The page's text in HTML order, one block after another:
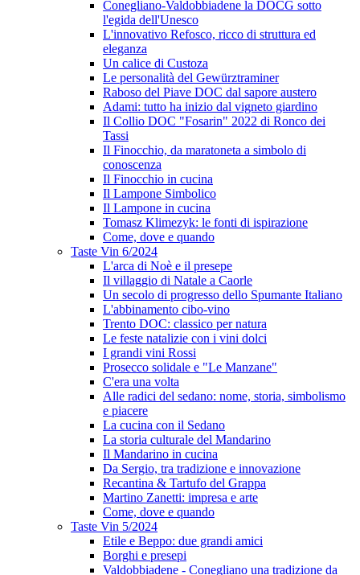
Conegliano-Valdobbiadene la DOCG sotto
l'egida dell'Unesco
L'innovativo Refosco, ricco di struttura ed
eleganza
Un calice di Custoza
Le personalità del Gewürztraminer
Raboso del Piave DOC dal sapore austero
Adami: tutto ha inizio dal vigneto giardino
Il Collio DOC "Fosarin" 2022 di Ronco dei
Tassi
Il Finocchio, da maratoneta a simbolo di
conoscenza
Il Finocchio in cucina
Il Lampone Simbolico
Il Lampone in cucina
Tomasz Klimezyk: le fonti di ispirazione
Come, dove e quando
Taste Vin 6/2024
L'arca di Noè e il presepe
Il villaggio di Natale a Caorle
Un secolo di progresso dello Spumante Italiano
L'abbinamento cibo-vino
Trento DOC: classico per natura
Le feste natalizie con i vini dolci
I grandi vini Rossi
Prosecco solidale e "Le Manzane"
C'era una volta
Alle radici del sedano: nome, storia, simbolismo
e piacere
La cucina con il Sedano
La storia culturale del Mandarino
Il Mandarino in cucina
Da Sergio, tra tradizione e innovazione
Recantina & Tartufo del Grappa
Martino Zanetti: impresa e arte
Come, dove e quando
Taste Vin 5/2024
Etile e Beppo: due grandi amici
Borghi e presepi
Valdobbiadene - Conegliano una tradizione da